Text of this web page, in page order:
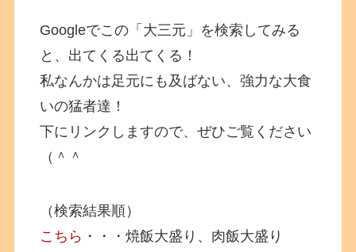
Googleでこの「大三元」を検索してみる
と、出てくる出てくる！
私なんかは足元にも及ばない、強力な大食
いの猛者達！
下にリンクしますので、ぜひご覧ください
（＾＾
（検索結果順）
こちら ・・・焼飯大盛り、肉飯大盛り